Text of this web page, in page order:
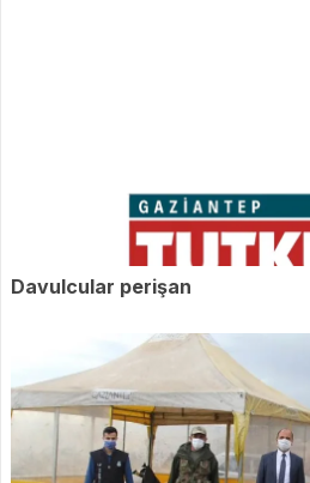
Davulcular perişan